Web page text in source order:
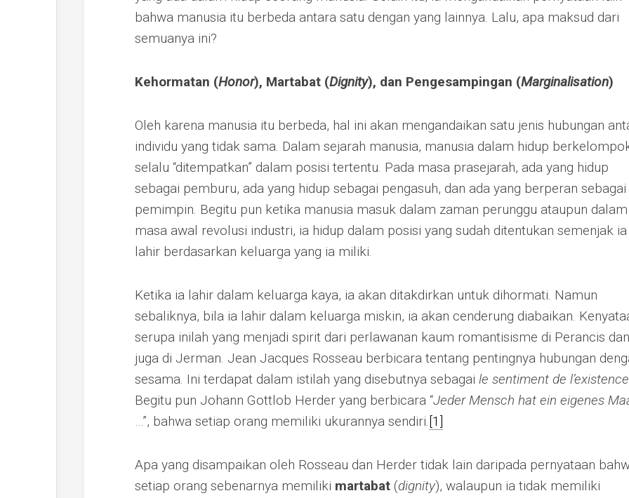
bahwa manusia itu berbeda antara satu dengan yang lainnya. Lalu, apa maksud dari
semuanya ini?
Kehormatan (Honor), Martabat (Dignity), dan Pengesampingan (Marginalisation)
Oleh karena manusia itu berbeda, hal ini akan mengandaikan satu jenis hubungan
individu yang tidak sama. Dalam sejarah manusia, manusia dalam hidup
selalu “ditempatkan” dalam posisi tertentu. Pada masa prasejarah, ada yang hidup
sebagai pemburu, ada yang hidup sebagai pengasuh, dan ada yang berperan sebagai
pemimpin. Begitu pun ketika manusia masuk dalam zaman perunggu ataupun dalam
masa awal revolusi industri, ia hidup dalam posisi yang sudah ditentukan semenjak ia
lahir berdasarkan keluarga yang ia miliki.
Ketika ia lahir dalam keluarga kaya, ia akan ditakdirkan untuk dihormati. Namun
sebaliknya, bila ia lahir dalam keluarga miskin, ia akan cenderung diabaikan.
serupa inilah yang menjadi spirit dari perlawanan kaum romantisisme di Perancis dan
juga di Jerman. Jean Jacques Rosseau berbicara tentang pentingnya hubungan
sesama. Ini terdapat dalam istilah yang disebutnya sebagai le sentiment de l’existence
Begitu pun Johann Gottlob Herder yang berbicara “Jeder Mensch hat ein eigenes
…”, bahwa setiap orang memiliki ukurannya sendiri. [1]
Apa yang disampaikan oleh Rosseau dan Herder tidak lain daripada pernyataan
setiap orang sebenarnya memiliki martabat (dignity), walaupun ia tidak memiliki